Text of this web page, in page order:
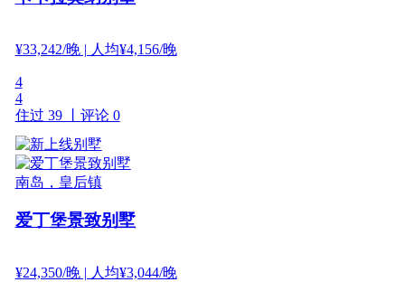
¥33,242/晚| 人均¥4,156/晚
4
4
住过 39 丨 评论 0
南岛，皇后镇
爱丁堡景致别墅
¥24,350/晚| 人均¥3,044/晚